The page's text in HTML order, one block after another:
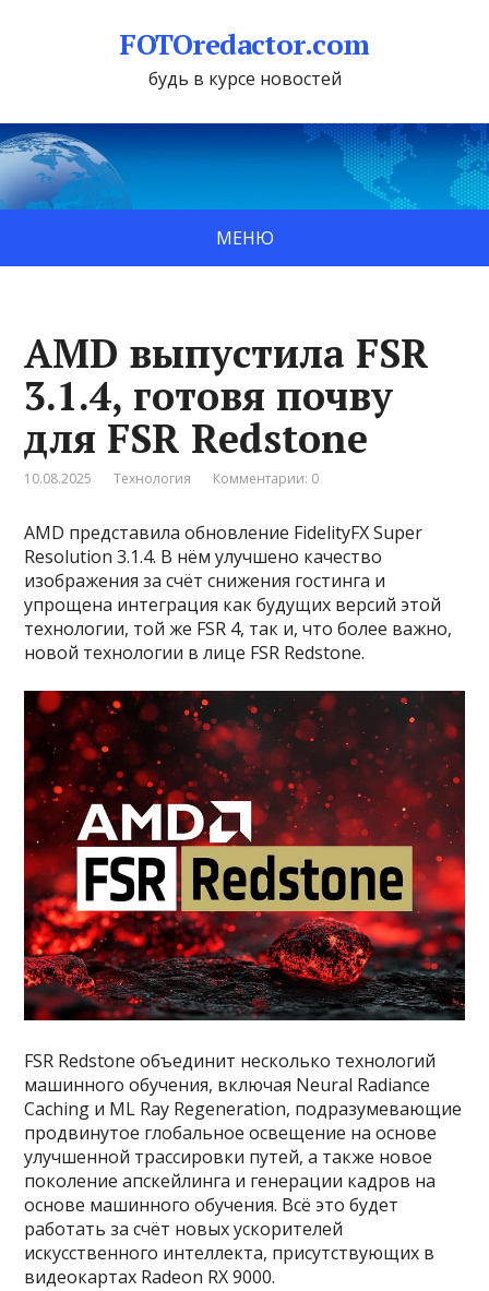
FOTOredactor.com
будь в курсе новостей
МЕНЮ
AMD выпустила FSR
3.1.4, готовя почву
для FSR Redstone
10.08.2025 Технология Комментарии: 0
AMD представила обновление FidelityFX Super
Resolution 3.1.4. В нём улучшено качество
изображения за счёт снижения гостинга и
упрощена интеграция как будущих версий этой
технологии, той же FSR 4, так и, что более важно,
новой технологии в лице FSR Redstone.
FSR Redstone объединит несколько технологий
машинного обучения, включая Neural Radiance
Caching и ML Ray Regeneration, подразумевающие
продвинутое глобальное освещение на основе
улучшенной трассировки путей, а также новое
поколение апскейлинга и генерации кадров на
основе машинного обучения. Всё это будет
работать за счёт новых ускорителей
искусственного интеллекта, присутствующих в
видеокартах Radeon RX 9000.